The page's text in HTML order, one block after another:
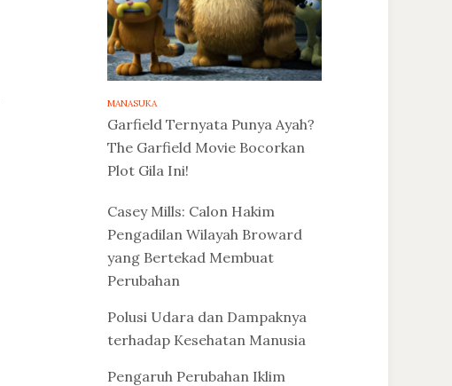
MANASUKA
Garfield Ternyata Punya Ayah?
The Garfield Movie Bocorkan
Plot Gila Ini!
Casey Mills: Calon Hakim
Pengadilan Wilayah Broward
yang Bertekad Membuat
Perubahan
Polusi Udara dan Dampaknya
terhadap Kesehatan Manusia
Pengaruh Perubahan Iklim